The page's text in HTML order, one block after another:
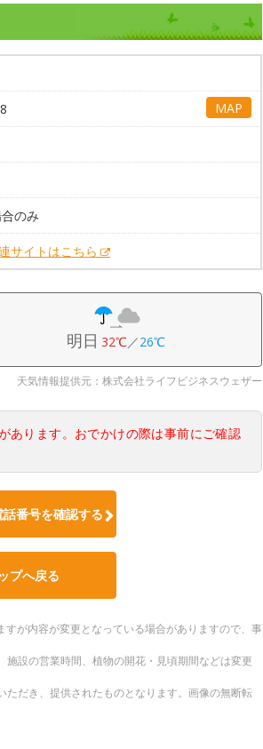
MAP
のみ
サイトはこちら
明日 32℃／26℃
天気情報提供元：株式会社ライフビジネスウェザー
あります。おでかけの際は事前にご確認
番号を確認する
プへ戻る
が内容が変更となっている場合がありますので、事
設の営業時間、植物の開花・見頃期間などは変更
だき、提供されたものとなります。画像の無断転